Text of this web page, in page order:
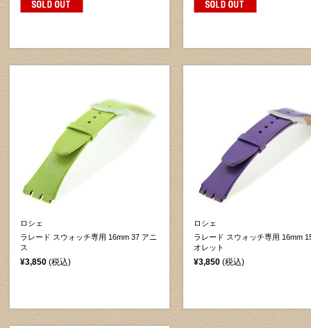
ロシェ
ラレード スウォッチ専用 16mm 37 アニ
ス
¥3,850 (税込)
ロシェ
ラレード スウォッチ専用 16mm
オレット
¥3,850 (税込)